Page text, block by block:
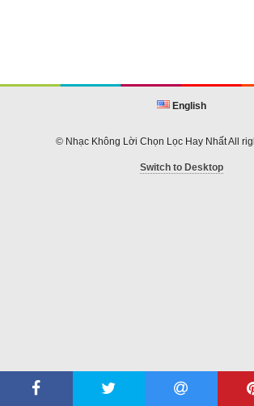
English
© Nhạc Không Lời Chọn Lọc Hay Nhất All
Switch to Desktop